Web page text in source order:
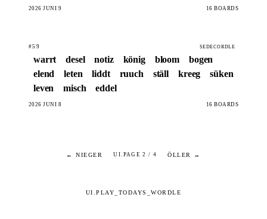
2026 JUNI 9 16 BOARDS
#59 SEDECORDLE
warrt desel notiz könig bloom
bogen
elend
leten liddt ruuch ställ kreeg
süken
leven
misch eddel
2026 JUNI 8 16 BOARDS
← NIEGER UI.PAGE 2 / 4 ÖLLER →
UI.PLAY_TODAYS_WORDLE